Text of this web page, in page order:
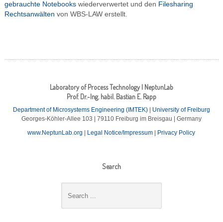
gebrauchte Notebookswiederverwertet und den Filesharing
Rechtsanwälten von WBS-LAW erstellt.
Laboratory of Process Technology | NeptunLab
Prof. Dr.-Ing. habil. Bastian E. Rapp
Department of Microsystems Engineering (IMTEK)| University of Freiburg
Georges-Köhler-Allee 103 | 79110 Freiburg im Breisgau | Germany
www.NeptunLab.org
Legal Notice/Impressum Privacy Policy
Search